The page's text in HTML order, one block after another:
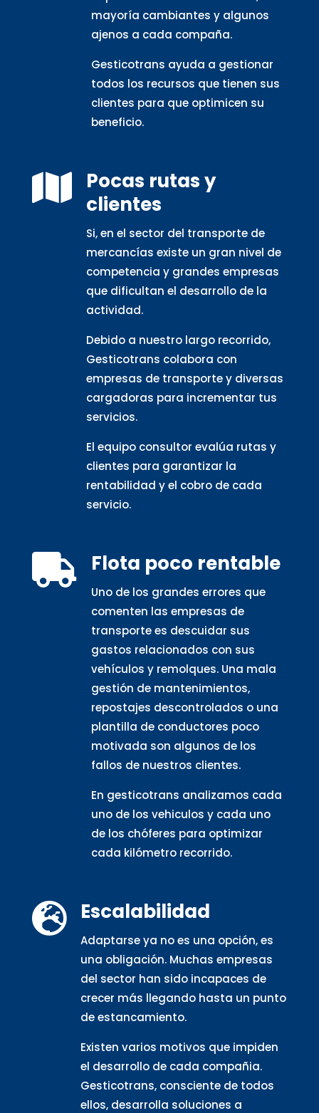
mayoría cambiantes y algunos
ajenos a cada compaña.
Gesticotrans ayuda a gestionar
todos los recursos que tienen sus
clientes para que optimicen su
beneficio.

Pocas rutas y
clientes
Si, en el sector del transporte de
mercancías existe un gran nivel de
competencia y grandes empresas
que dificultan el desarrollo de la
actividad.
Debido a nuestro largo recorrido,
Gesticotrans colabora con
empresas de transporte y diversas
cargadoras para incrementar tus
servicios.
El equipo consultor evalúa rutas y
clientes para garantizar la
rentabilidad y el cobro de cada
servicio.
 Flota poco rentable
Uno de los grandes errores que
comenten las empresas de
transporte es descuidar sus
gastos relacionados con sus
vehículos y remolques. Una mala
gestión de mantenimientos,
repostajes descontrolados o una
plantilla de conductores poco
motivada son algunos de los
fallos de nuestros clientes.
En gesticotrans analizamos cada
uno de los vehiculos y cada uno
de los chóferes para optimizar
cada kilómetro recorrido.
 Escalabilidad
Adaptarse ya no es una opción, es
una obligación. Muchas empresas
del sector han sido incapaces de
crecer más llegando hasta un punto
de estancamiento.
Existen varios motivos que impiden
el desarrollo de cada compañia.
Gesticotrans, consciente de todos
ellos, desarrolla soluciones a